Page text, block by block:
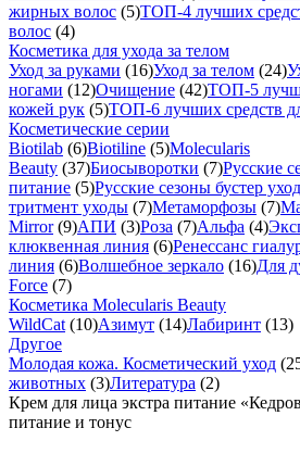
жирных волос (5)ТОП-4 лучших
волос (4)
Косметика для ухода за телом
Уход за руками (16)Уход за телом (24)
ногами (12)Очищение (42)ТОП-5
кожей рук (5)ТОП-6 лучших средств
Косметические серии
Biotilab (6)Biotiline (5)Molecularis
Beauty (37)Биосыворотки (7)Русские
питание (5)Русские сезоны бустер
тритмент уходы (7)Метаморфозы (7)
Mirror(9)АПИ (3)Роза (7)Альфа (4)
клюквенная линия (6)Ренессанс
линия (6)Волшебное зеркало (16)Для
Force (7)
Косметика Molecularis Beauty
WildCat (10)Азимут (14)Лабиринт (13)
Другое
Молодая кожа. Косметический уход
животных (3)Литература (2)
Крем для лица экстра питание
питание и тонус